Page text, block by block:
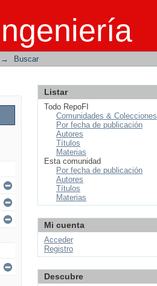
→ Buscar
Listar
Todo RepoFI
Comunidades & Colecciones
Por fecha de publicación
Autores
Títulos
Materias
Esta comunidad
Por fecha de publicación
Autores
Títulos
Materias
Mi cuenta
Acceder
Registro
Descubre